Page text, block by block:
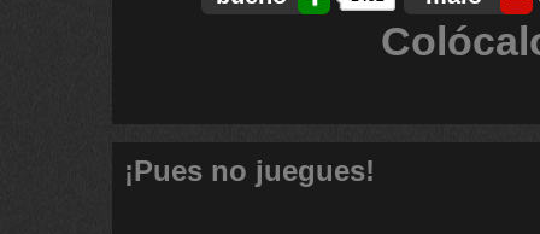
¡Pues no juegues!